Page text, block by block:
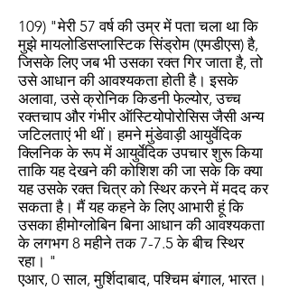
109) "मेरी 57 वर्ष की उम्र में पता चला था कि
मुझे मायलोडिसप्लास्टिक सिंड्रोम (एमडीएस) है,
जिसके लिए जब भी उसका रक्त गिर जाता है, तो
उसे आधान की आवश्यकता होती है। इसके
अलावा, उसे क्रोनिक किडनी फेल्योर, उच्च
रक्तचाप और गंभीर ऑस्टियोपोरोसिस जैसी अन्य
जटिलताएं भी थीं। हमने मुंडेवाड़ी आयुर्वेदिक
क्लिनिक के रूप में आयुर्वेदिक उपचार शुरू किया
ताकि यह देखने की कोशिश की जा सके कि क्या
यह उसके रक्त चित्र को स्थिर करने में मदद कर
सकता है। मैं यह कहने के लिए आभारी हूं कि
उसका हीमोग्लोबिन बिना आधान की आवश्यकता
के लगभग 8 महीने तक 7-7.5 के बीच स्थिर
रहा। "
एआर, 0 साल, मुर्शिदाबाद, पश्चिम बंगाल, भारत।